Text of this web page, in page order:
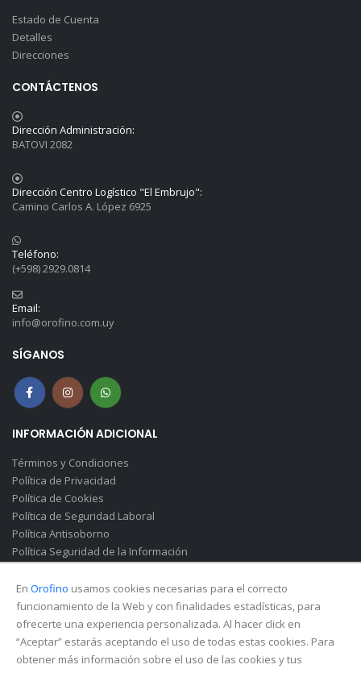
Estado de Cuenta
Detalles
Direcciones
CONTÁCTENOS
Dirección Administración:
BATOVI 2082
Dirección Centro Logístico "El Embrujo":
Camino Carlos A. López 6925
Teléfono:
(+598) 2929.0814
Email:
info@orofino.com.uy
SÍGANOS
INFORMACIÓN ADICIONAL
Términos y Condiciones
Política de Privacidad
Política de Cookies
Política de Seguridad Laboral
Política Antisoborno
Política Seguridad de la Información
En Orofino usamos cookies necesarias para el correcto
funcionamiento de la Web y con finalidades estadísticas, para
ofrecerte una experiencia personalizada. Al hacer click en
“Aceptar” estarás aceptando el uso de todas estas cookies. Para
obtener más información sobre el uso de las cookies y tus